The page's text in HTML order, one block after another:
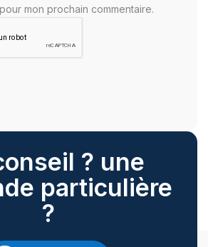
mon prochain commentaire.
? une
particulière
?